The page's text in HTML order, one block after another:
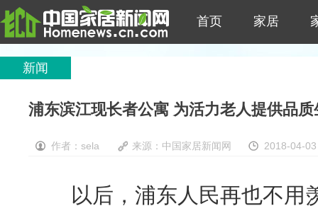
首页 家居
新闻
浦东滨江现长者公寓 为活力老人提供品质
作者：sela 来源： 中国家居新闻网 2018-04-
以后，浦东人民再也不用